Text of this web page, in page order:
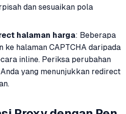
dan sesuaikan pola
halaman harga: Beberapa
ke halaman CAPTCHA daripada
inline. Periksa perubahan
yang menunjukkan redirect